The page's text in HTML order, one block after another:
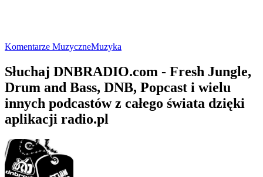
Komentarze MuzyczneMuzyka
Słuchaj DNBRADIO.com - Fresh Jungle,
Drum and Bass, DNB, Popcast i wielu
innych podcastów z całego świata dzięki
aplikacji radio.pl